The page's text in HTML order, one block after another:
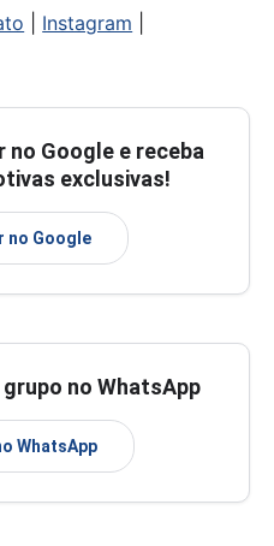
Instagram
no Google e receba
exclusivas!
no Google
no WhatsApp
WhatsApp